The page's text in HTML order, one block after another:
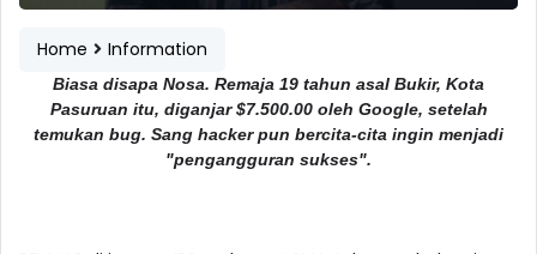
Home Information
Biasa disapa Nosa. Remaja 19 tahun asal Bukir, Kota
Pasuruan itu, diganjar $7.500.00 oleh Google, setelah
temukan bug. Sang hacker pun bercita-cita ingin menjadi
"pengangguran sukses".